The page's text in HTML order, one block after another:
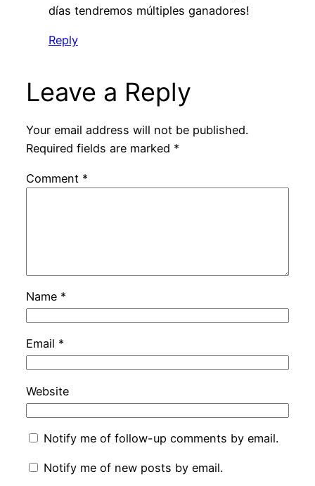
días tendremos múltiples ganadores!
Reply
Leave a Reply
Your email address will not be published.
Required fields are marked *
Comment *
Name *
Email *
Website
Notify me of follow-up comments by email.
Notify me of new posts by email.